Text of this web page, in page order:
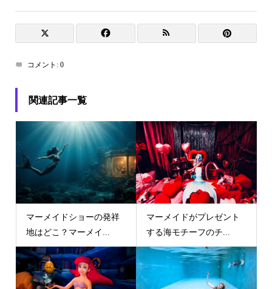
コメント: 0
関連記事一覧
マーメイドショーの発祥
地はどこ？マーメイ...
マーメイドがプレゼント
する海モチーフのチ...